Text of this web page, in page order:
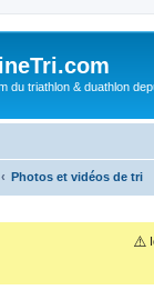
du triathlon & duathlon
Photos et vidéos de tri
⚠️